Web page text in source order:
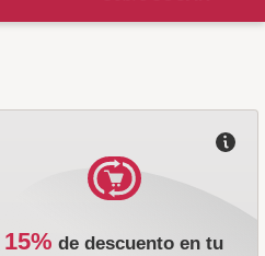
15% de descuento en tu